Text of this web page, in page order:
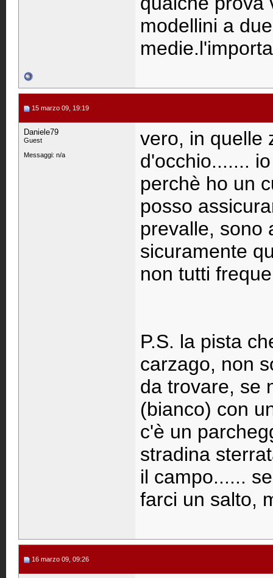
modellini a
15 marzo 09, 19:19
Daniele79
Guest
Messaggi: n/a
vero, in quelle
d'occhio.......
perchè ho un
posso
prevalle, sono
sicuramente
non tutti
P.S. la pista
carzago, non
da trovare, se
(bianco) con
c'è un
stradina
il campo......
farci un salto,
16 marzo 09, 09:26